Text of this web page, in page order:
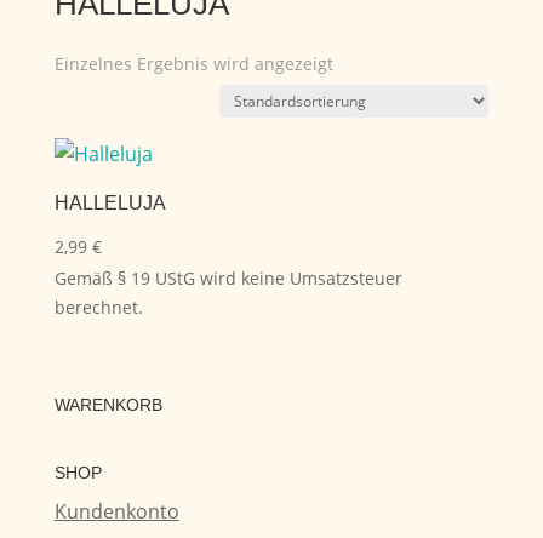
Einzelnes Ergebnis wird angezeigt
HALLELUJA
2,99 €
Gemäß § 19 UStG wird keine Umsatzsteuer
berechnet.
WARENKORB
SHOP
Kundenkonto